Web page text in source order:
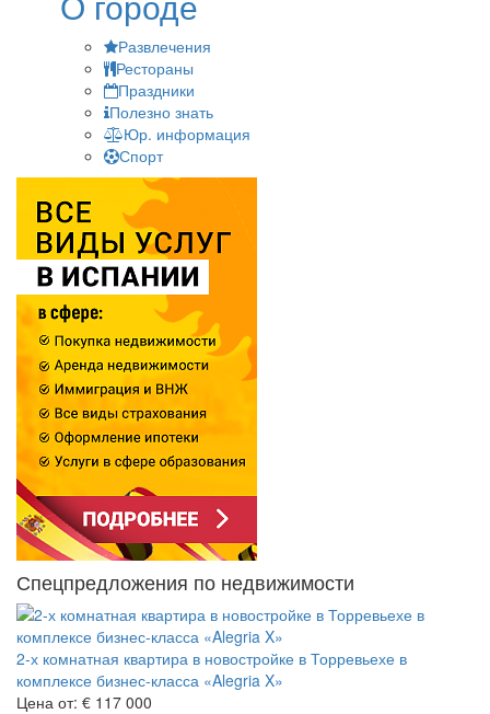
Развлечения
Рестораны
Праздники
Полезно знать
Юр. информация
Спорт
Спецпредложения по недвижимости
2-х комнатная квартира в новостройке в Торревьехе в
комплексе бизнес-класса «Alegria X»
Цена от: € 117 000